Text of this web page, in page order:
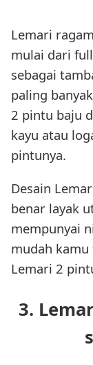
Lemari
mulai dari
sebagai
paling
2 pintu baju
kayu atau
pintunya.
Desain
benar layak
mempunyai
mudah
Lemari 2
3.